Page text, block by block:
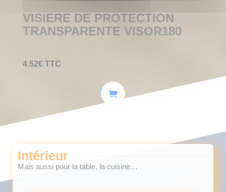
VISIERE DE PROTECTION
TRANSPARENTE VISOR180
4,52€ TTC
Intérieur
Mais aussi pour la table, la cuisine…